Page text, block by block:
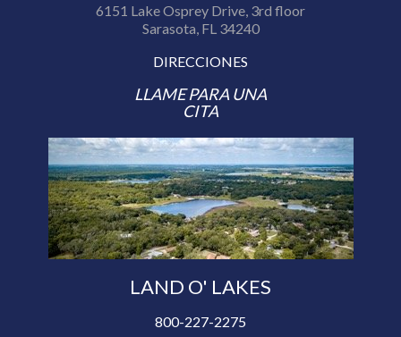
6151 Lake Osprey Drive, 3rd floor
Sarasota, FL 34240
DIRECCIONES
LLAME PARA UNA
CITA
LAND O' LAKES
800-227-2275